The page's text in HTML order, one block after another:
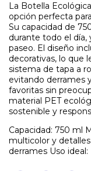
La Botella
opción perfecta
Su capacidad de
durante todo el día,
paseo. El diseño
decorativas, lo que
sistema de tapa a
evitando derrames
favoritas sin
material PET
sostenible y
Capacidad: 750 ml
multicolor y
derrames Uso